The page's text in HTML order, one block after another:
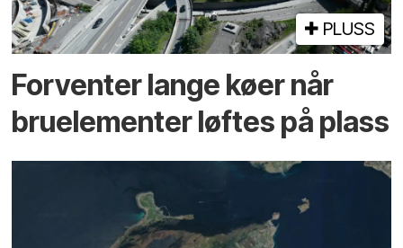
PLUSS
Forventer lange køer når
bru­elementer løftes på plass